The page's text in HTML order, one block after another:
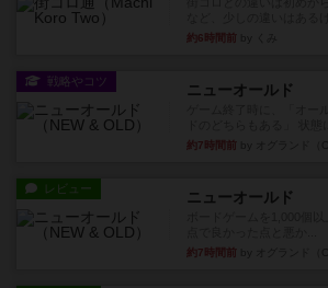
約6時間前
戦略やコツ ニューオールド
約7時間前
レビュー ニューオールド
約7時間前